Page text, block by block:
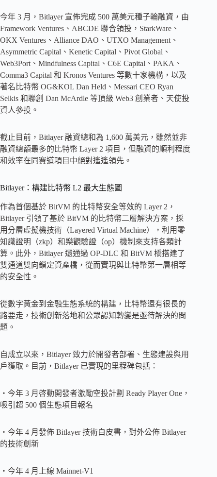
今年 3 月，Bitlayer 宣佈完成 500 萬美元種子輪融資，由
Framework Ventures、ABCDE 聯合領投，StarkWare、
OKX Ventures、Alliance DAO、UTXO Management、
Asymmetric Capital、Kenetic Capital、Pivot Global、
Web3Port、Mindfulness Capital、C6E Capital、PAKA、
Comma3 Capital 和 Kronos Ventures 等數十家機構，以及
著名比特幣 OG&KOL Dan Held、Messari CEO Ryan
Selkis 和聯創 Dan McArdle 等頂級 Web3 創業者、天使投
資人參投。
截止目前，Bitlayer 融資總和為 1,600 萬美元，雖然並非
融資總額最多的比特幣 Layer 2 項目，但融資的順利程度
和效率在同賽道項目中絕對遙遙領先。
Bitlayer：構建比特幣 L2 最大生態圖
作為首個基於 BitVM 的比特幣安全等效的 Layer 2，
Bitlayer 引領了基於 BitVM 的比特幣二層解決方案，採
用分層虛擬機技術（Layered Virtual Machine），利用零
知識證明（zkp）和樂觀驗證（op）機制來支持各類計
算。此外，Bitlayer 還通過 OP-DLC 和 BitVM 橋搭建了
雙通道雙向鎖定資產橋，從而實現與比特幣第一層相等
的安全性。
從數字黃金到金融生態系統的構建，比特幣還有很長的
路要走，技術創新落地和公眾認知轉變是亟待解決的問
題。
自成立以來，Bitlayer 致力於開發者部署、生態建設與用
戶獲取。目前，Bitlayer 已實現的里程碑包括：
・今年 3 月啓動開發者激勵空投計劃 Ready Player One，
吸引超 500 個生態項目報名
・今年 4 月發佈 Bitlayer 技術白皮書，對外公佈 Bitlayer
的技術創新
・今年 4 月上線 Mainnet-V1